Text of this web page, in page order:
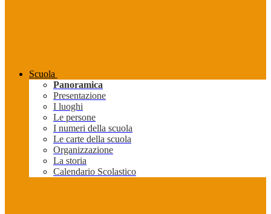
Scuola
Panoramica
Presentazione
I luoghi
Le persone
I numeri della scuola
Le carte della scuola
Organizzazione
La storia
Calendario Scolastico